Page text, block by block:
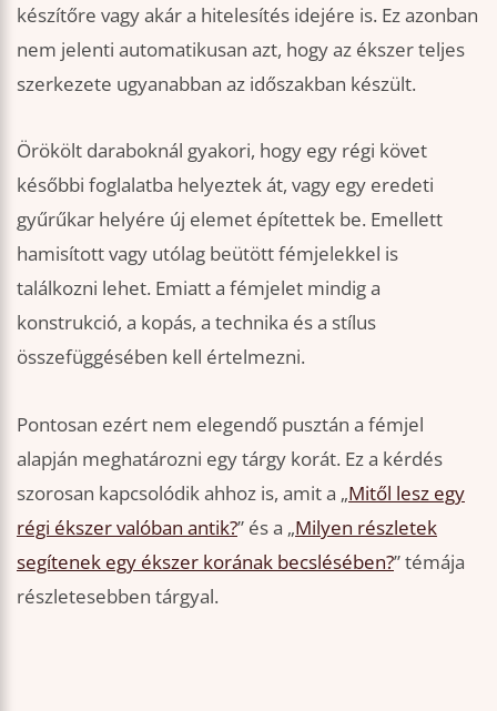
készítőre vagy akár a hitelesítés idejére is. Ez azonban
nem jelenti automatikusan azt, hogy az ékszer teljes
szerkezete ugyanabban az időszakban készült.
Örökölt daraboknál gyakori, hogy egy régi követ
későbbi foglalatba helyeztek át, vagy egy eredeti
gyűrűkar helyére új elemet építettek be. Emellett
hamisított vagy utólag beütött fémjelekkel is
találkozni lehet. Emiatt a fémjelet mindig a
konstrukció, a kopás, a technika és a stílus
összefüggésében kell értelmezni.
Pontosan ezért nem elegendő pusztán a fémjel
alapján meghatározni egy tárgy korát. Ez a kérdés
szorosan kapcsolódik ahhoz is, amit a „Mitől lesz egy
régi ékszer valóban antik?” és a „Milyen részletek
segítenek egy ékszer korának becslésében?” témája
részletesebben tárgyal.